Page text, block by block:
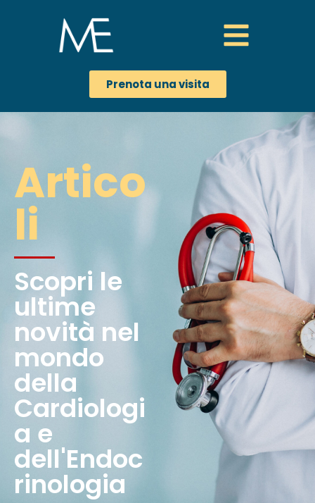
Prenota una visita
Artico
li
Scopri le
ultime
novità nel
mondo
della
Cardiologi
a e
dell'Endoc
rinologia